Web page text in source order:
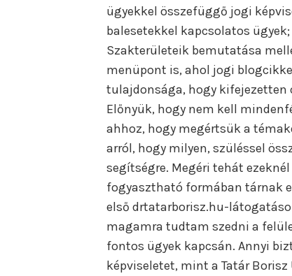
ügyekkel összefüggő jogi
balesetekkel kapcsolatos
Szakterületeik bemutatása
menüpont is, ahol jogi
tulajdonsága, hogy kifejezetten
Előnyük, hogy nem kell
ahhoz, hogy megértsük a
arról, hogy milyen, szüléssel
segítségre. Megéri tehát
fogyasztható formában tárnak
első drtatarborisz.hu-
magamra tudtam szedni a
fontos ügyek kapcsán. Annyi
képviseletet, mint a Tatár